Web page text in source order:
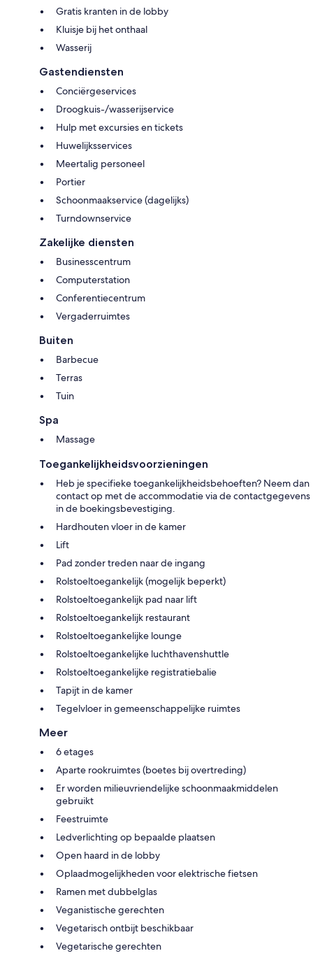
Gratis kranten in de lobby
Kluisje bij het onthaal
Wasserij
Gastendiensten
Conciërgeservices
Droogkuis-/wasserijservice
Hulp met excursies en tickets
Huwelijksservices
Meertalig personeel
Portier
Schoonmaakservice (dagelijks)
Turndownservice
Zakelijke diensten
Businesscentrum
Computerstation
Conferentiecentrum
Vergaderruimtes
Buiten
Barbecue
Terras
Tuin
Spa
Massage
Toegankelijkheidsvoorzieningen
Heb je specifieke toegankelijkheidsbehoeften? Neem dan
contact op met de accommodatie via de contactgegevens
in de boekingsbevestiging.
Hardhouten vloer in de kamer
Lift
Pad zonder treden naar de ingang
Rolstoeltoegankelijk (mogelijk beperkt)
Rolstoeltoegankelijk pad naar lift
Rolstoeltoegankelijk restaurant
Rolstoeltoegankelijke lounge
Rolstoeltoegankelijke luchthavenshuttle
Rolstoeltoegankelijke registratiebalie
Tapijt in de kamer
Tegelvloer in gemeenschappelijke ruimtes
Meer
6 etages
Aparte rookruimtes (boetes bij overtreding)
Er worden milieuvriendelijke schoonmaakmiddelen
gebruikt
Feestruimte
Ledverlichting op bepaalde plaatsen
Open haard in de lobby
Oplaadmogelijkheden voor elektrische fietsen
Ramen met dubbelglas
Veganistische gerechten
Vegetarisch ontbijt beschikbaar
Vegetarische gerechten